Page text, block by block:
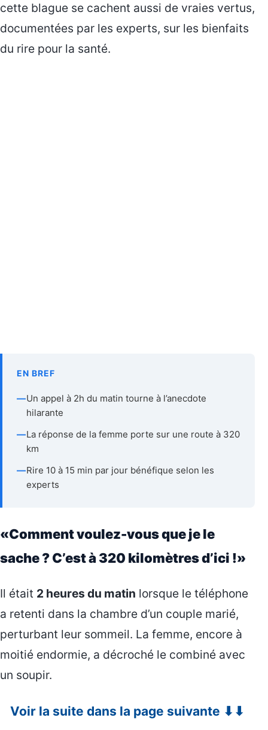
cette blague se cachent aussi de vraies vertus,
documentées par les experts, sur les bienfaits
du rire pour la santé.
EN BREF
—Un appel à 2h du matin tourne à l’anecdote
hilarante
—La réponse de la femme porte sur une route à 320
km
—Rire 10 à 15 min par jour bénéfique selon les
experts
«Comment voulez-vous que je le
sache ? C’est à 320 kilomètres d’ici !»
Il était 2 heures du matin lorsque le téléphone
a retenti dans la chambre d’un couple marié,
perturbant leur sommeil. La femme, encore à
moitié endormie, a décroché le combiné avec
un soupir.
Voir la suite dans la page suivante ⬇⬇